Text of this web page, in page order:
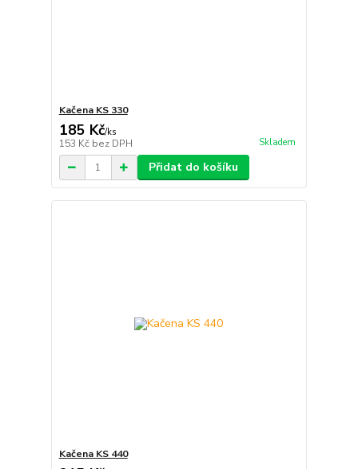
Kačena KS 330
185 Kč/ks
153 Kč bez DPH Skladem
Přidat do košíku
Kačena KS 440